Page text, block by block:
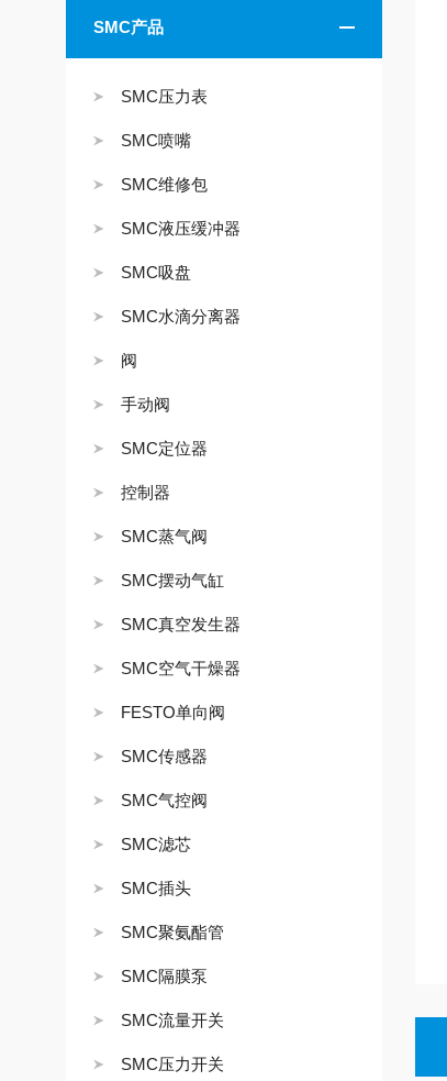
SMC产品
SMC压力表
SMC喷嘴
SMC维修包
SMC液压缓冲器
SMC吸盘
SMC水滴分离器
阀
手动阀
SMC定位器
控制器
SMC蒸气阀
SMC摆动气缸
SMC真空发生器
SMC空气干燥器
FESTO单向阀
SMC传感器
SMC气控阀
SMC滤芯
SMC插头
SMC聚氨酯管
SMC隔膜泵
SMC流量开关
SMC压力开关